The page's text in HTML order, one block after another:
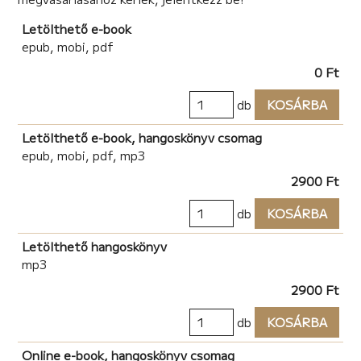
évek óta halottnak nyilvánított édesapjáról.
Letölthető e-book
epub, mobi, pdf
0 Ft
db
KOSÁRBA
Letölthető e-book, hangoskönyv csomag
epub, mobi, pdf, mp3
2900 Ft
db
KOSÁRBA
Letölthető hangoskönyv
mp3
2900 Ft
db
KOSÁRBA
Online e-book, hangoskönyv csomag